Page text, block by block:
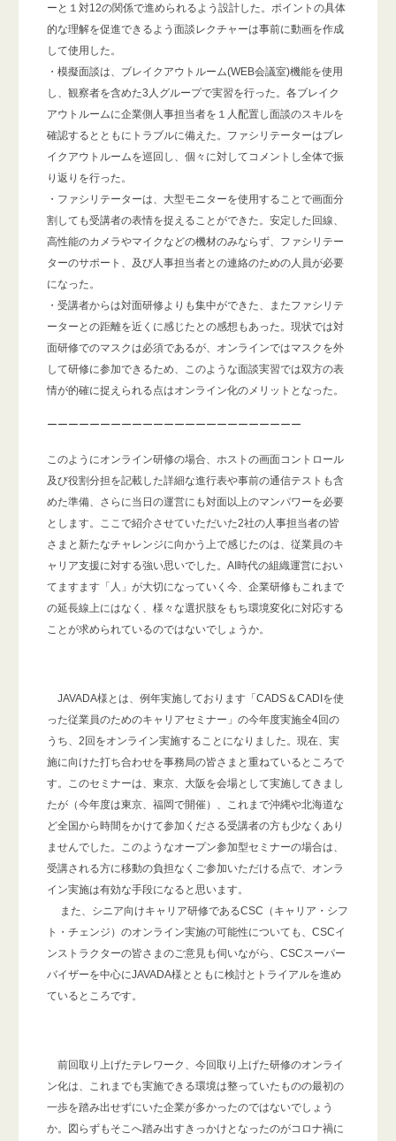
ーと１対12の関係で進められるよう設計した。ポイントの具体
的な理解を促進できるよう面談レクチャーは事前に動画を作成
して使用した。
・模擬面談は、ブレイクアウトルーム(WEB会議室)機能を使用
し、観察者を含めた3人グループで実習を行った。各ブレイク
アウトルームに企業側人事担当者を１人配置し面談のスキルを
確認するとともにトラブルに備えた。ファシリテーターはブレ
イクアウトルームを巡回し、個々に対してコメントし全体で振
り返りを行った。
・ファシリテーターは、大型モニターを使用することで画面分
割しても受講者の表情を捉えることができた。安定した回線、
高性能のカメラやマイクなどの機材のみならず、ファシリテー
ターのサポート、及び人事担当者との連絡のための人員が必要
になった。
・受講者からは対面研修よりも集中ができた、またファシリテ
ーターとの距離を近くに感じたとの感想もあった。現状では対
面研修でのマスクは必須であるが、オンラインではマスクを外
して研修に参加できるため、このような面談実習では双方の表
情が的確に捉えられる点はオンライン化のメリットとなった。
ーーーーーーーーーーーーーーーーーーーーーーーー
このようにオンライン研修の場合、ホストの画面コントロール
及び役割分担を記載した詳細な進行表や事前の通信テストも含
めた準備、さらに当日の運営にも対面以上のマンパワーを必要
とします。ここで紹介させていただいた2社の人事担当者の皆
さまと新たなチャレンジに向かう上で感じたのは、従業員のキ
ャリア支援に対する強い思いでした。AI時代の組織運営におい
てますます「人」が大切になっていく今、企業研修もこれまで
の延長線上にはなく、様々な選択肢をもち環境変化に対応する
ことが求められているのではないでしょうか。
JAVADA様とは、例年実施しております「CADS＆CADIを使
った従業員のためのキャリアセミナー」の今年度実施全4回の
うち、2回をオンライン実施することになりました。現在、実
施に向けた打ち合わせを事務局の皆さまと重ねているところで
す。このセミナーは、東京、大阪を会場として実施してきまし
たが（今年度は東京、福岡で開催）、これまで沖縄や北海道な
ど全国から時間をかけて参加くださる受講者の方も少なくあり
ませんでした。このようなオープン参加型セミナーの場合は、
受講される方に移動の負担なくご参加いただける点で、オンラ
イン実施は有効な手段になると思います。
また、シニア向けキャリア研修であるCSC（キャリア・シフ
ト・チェンジ）のオンライン実施の可能性についても、CSCイ
ンストラクターの皆さまのご意見も伺いながら、CSCスーパー
バイザーを中心にJAVADA様とともに検討とトライアルを進め
ているところです。
前回取り上げたテレワーク、今回取り上げた研修のオンライ
ン化は、これまでも実施できる環境は整っていたものの最初の
一歩を踏み出せずにいた企業が多かったのではないでしょう
か。図らずもそこへ踏み出すきっかけとなったのがコロナ禍に